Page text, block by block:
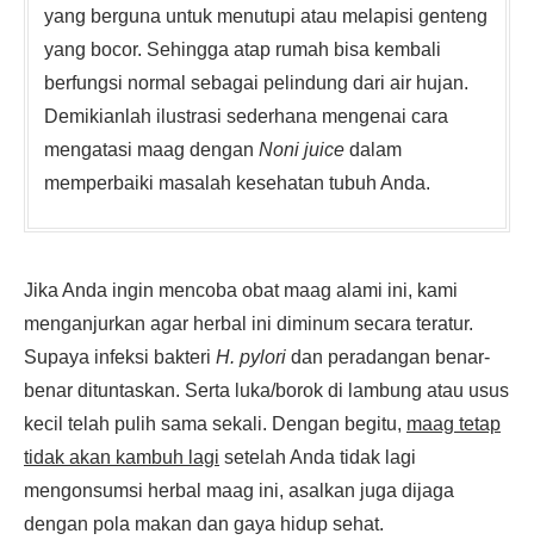
yang berguna untuk menutupi atau melapisi genteng
yang bocor. Sehingga atap rumah bisa kembali
berfungsi normal sebagai pelindung dari air hujan.
Demikianlah ilustrasi sederhana mengenai cara
mengatasi maag dengan Noni juice dalam
memperbaiki masalah kesehatan tubuh Anda.
Jika Anda ingin mencoba obat maag alami ini, kami
menganjurkan agar herbal ini diminum secara teratur.
Supaya infeksi bakteri H. pylori dan peradangan benar-
benar dituntaskan. Serta luka/borok di lambung atau usus
kecil telah pulih sama sekali. Dengan begitu, maag tetap
tidak akan kambuh lagi setelah Anda tidak lagi
mengonsumsi herbal maag ini, asalkan juga dijaga
dengan pola makan dan gaya hidup sehat.